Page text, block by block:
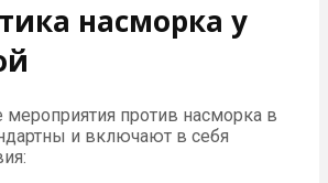
насморка у
против насморка в
и включают в себя